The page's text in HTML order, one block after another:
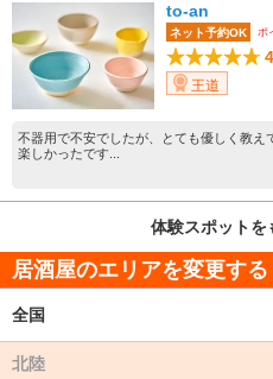
to-an
ネット予約OK ポ
王道
不器用で不安でしたが、とても優しく教え
楽しかったです...
体験スポットを
居酒屋のエリアを変更する
全国
北陸